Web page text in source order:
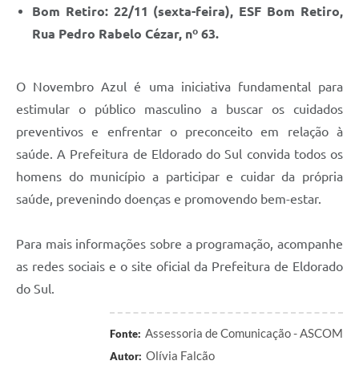
Bom Retiro: 22/11 (sexta-feira), ESF Bom Retiro,
Rua Pedro Rabelo Cézar, nº 63.
O Novembro Azul é uma iniciativa fundamental para
estimular o público masculino a buscar os cuidados
preventivos e enfrentar o preconceito em relação à
saúde. A Prefeitura de Eldorado do Sul convida todos os
homens do município a participar e cuidar da própria
saúde, prevenindo doenças e promovendo bem-estar.
Para mais informações sobre a programação, acompanhe
as redes sociais e o site oficial da Prefeitura de Eldorado
do Sul.
Fonte: Assessoria de Comunicação - ASCOM
Autor: Olívia Falcão